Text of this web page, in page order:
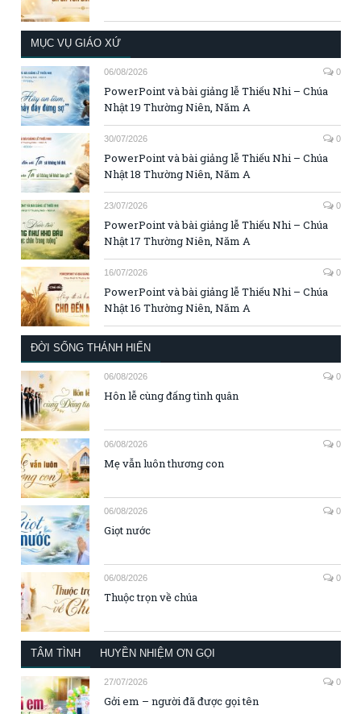
MỤC VỤ GIÁO XỨ
06/08/2026 0
PowerPoint và bài giảng lễ Thiếu Nhi – Chúa
Nhật 19 Thường Niên, Năm A
30/07/2026 0
PowerPoint và bài giảng lễ Thiếu Nhi – Chúa
Nhật 18 Thường Niên, Năm A
23/07/2026 0
PowerPoint và bài giảng lễ Thiếu Nhi – Chúa
Nhật 17 Thường Niên, Năm A
16/07/2026 0
PowerPoint và bài giảng lễ Thiếu Nhi – Chúa
Nhật 16 Thường Niên, Năm A
ĐỜI SỐNG THÁNH HIẾN
06/08/2026 0
Hôn lễ cùng đấng tình quân
06/08/2026 0
Mẹ vẫn luôn thương con
06/08/2026 0
Giọt nước
06/08/2026 0
Thuộc trọn về chúa
TÂM TÌNH HUYỀN NHIỆM ƠN GỌI
27/07/2026 0
Gởi em – người đã được gọi tên